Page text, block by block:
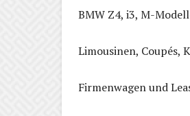
BMW Z4, i3, M-
Limousinen, Coupés,
Firmenwagen und